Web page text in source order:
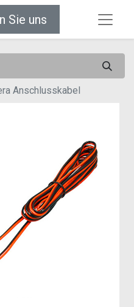
Sie uns
Anschlusskabel